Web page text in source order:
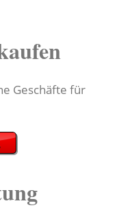
Geschäfte für